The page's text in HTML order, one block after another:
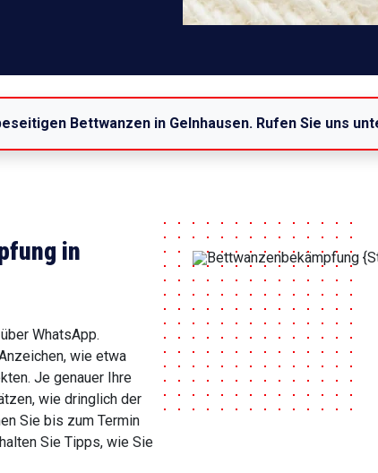
Bettwanzen in Gelnhausen. Rufen Sie uns
in
WhatsApp.
wie etwa
Je genauer Ihre
wie dringlich der
Sie bis zum Termin
Sie Tipps, wie Sie